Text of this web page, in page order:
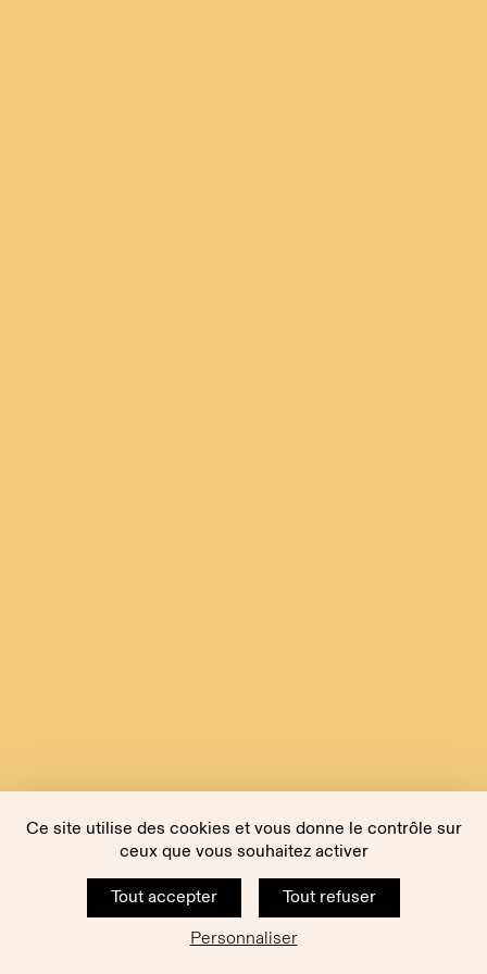
Ce site utilise des cookies et vous donne le contrôle sur
ceux que vous souhaitez activer
Tout accepter
Tout refuser
Personnaliser